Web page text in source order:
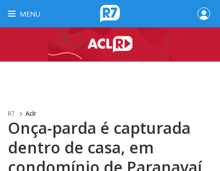
MENU
R7 Aclr
Onça-parda é capturada
dentro de casa, em